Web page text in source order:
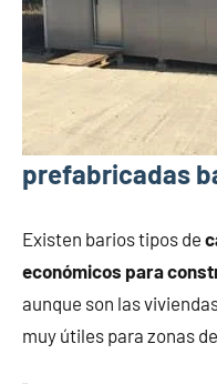
prefabricadas
Existen barios tipos de
económicos para
aunque son las
muy útiles para zonas